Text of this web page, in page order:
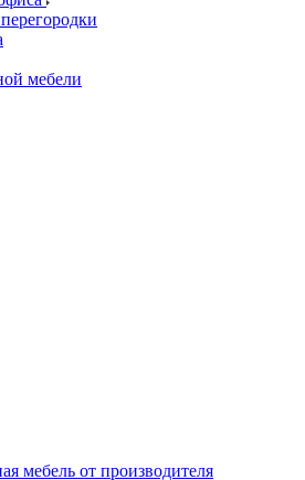
мебели